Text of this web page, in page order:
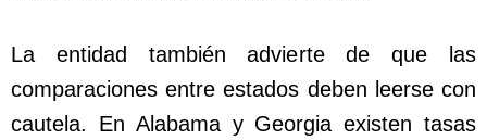
La entidad también advierte de que las
comparaciones entre estados deben leerse con
cautela. En Alabama y Georgia existen tasas